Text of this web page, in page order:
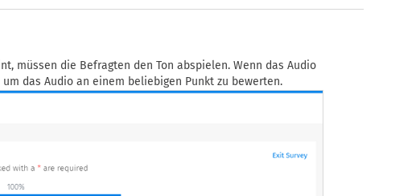
müssen die Befragten den Ton abspielen. Wenn das Audio
das Audio an einem beliebigen Punkt zu bewerten.